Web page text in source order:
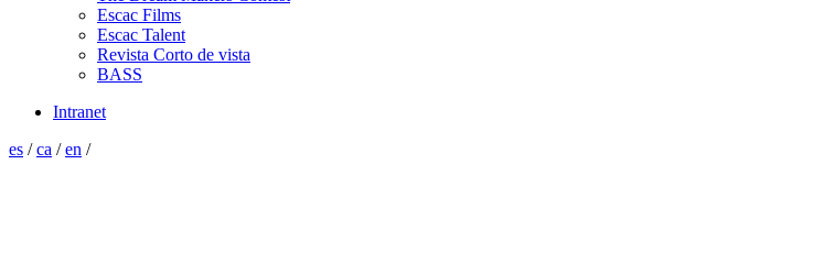
Escac Films
Escac Talent
Revista Corto de vista
BASS
Intranet
es /ca /en /